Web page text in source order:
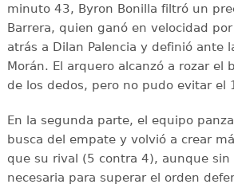
minuto 43, Byron Bonilla filtró un
Barrera, quien ganó en velocidad
atrás a Dilan Palencia y definió ante
Morán. El arquero alcanzó a rozar el
de los dedos, pero no pudo evitar el
En la segunda parte, el equipo
busca del empate y volvió a crear
que su rival (5 contra 4), aunque sin
necesaria para superar el orden